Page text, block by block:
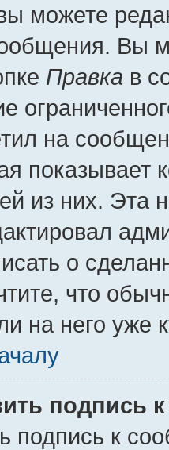
можете
Вы
Правка в
на
показывает
из них. Эта
о
что
на него уже
подпись
подпись к